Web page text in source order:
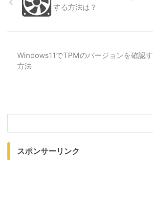
する方法は？
Windows11でTPMのバージョンを確認
方法
スポンサーリンク